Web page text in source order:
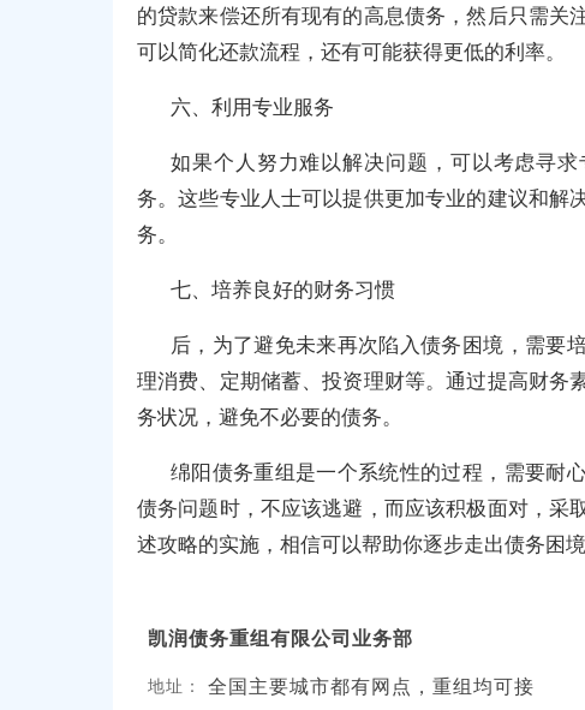
的贷款来偿还所有现有的高息债务，然后只需关
可以简化还款流程，还有可能获得更低的利率。
六、利用专业服务
如果个人努力难以解决问题，可以考虑寻
务。这些专业人士可以提供更加专业的建议和解
务。
七、培养良好的财务习惯
后，为了避免未来再次陷入债务困境，需要
理消费、定期储蓄、投资理财等。通过提高财务
务状况，避免不必要的债务。
绵阳债务重组是一个系统性的过程，需要耐
债务问题时，不应该逃避，而应该积极面对，采
述攻略的实施，相信可以帮助你逐步走出债务困
凯润债务重组有限公司业务部
地址：
全国主要城市都有网点，重组均可接